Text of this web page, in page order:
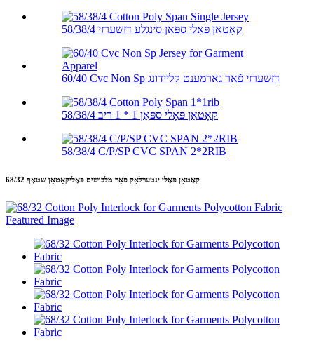
58/38/4 קאָטאַן פּאָלי ספּאַן סינגלע דזשערזי
60/40 Cvc Non Sp דזשערזי פֿאַר גאַרמענט קליידונג
58/38/4 קאָטאַן פּאָלי ספּאַן 1 * 1 ריב
58/38/4 C/P/SP CVC SPAN 2*2RIB
68/32 קאָטאַן פּאָלי ינטערלאַק פֿאַר מלבושים פּאָליקאַטאַן שטאָף